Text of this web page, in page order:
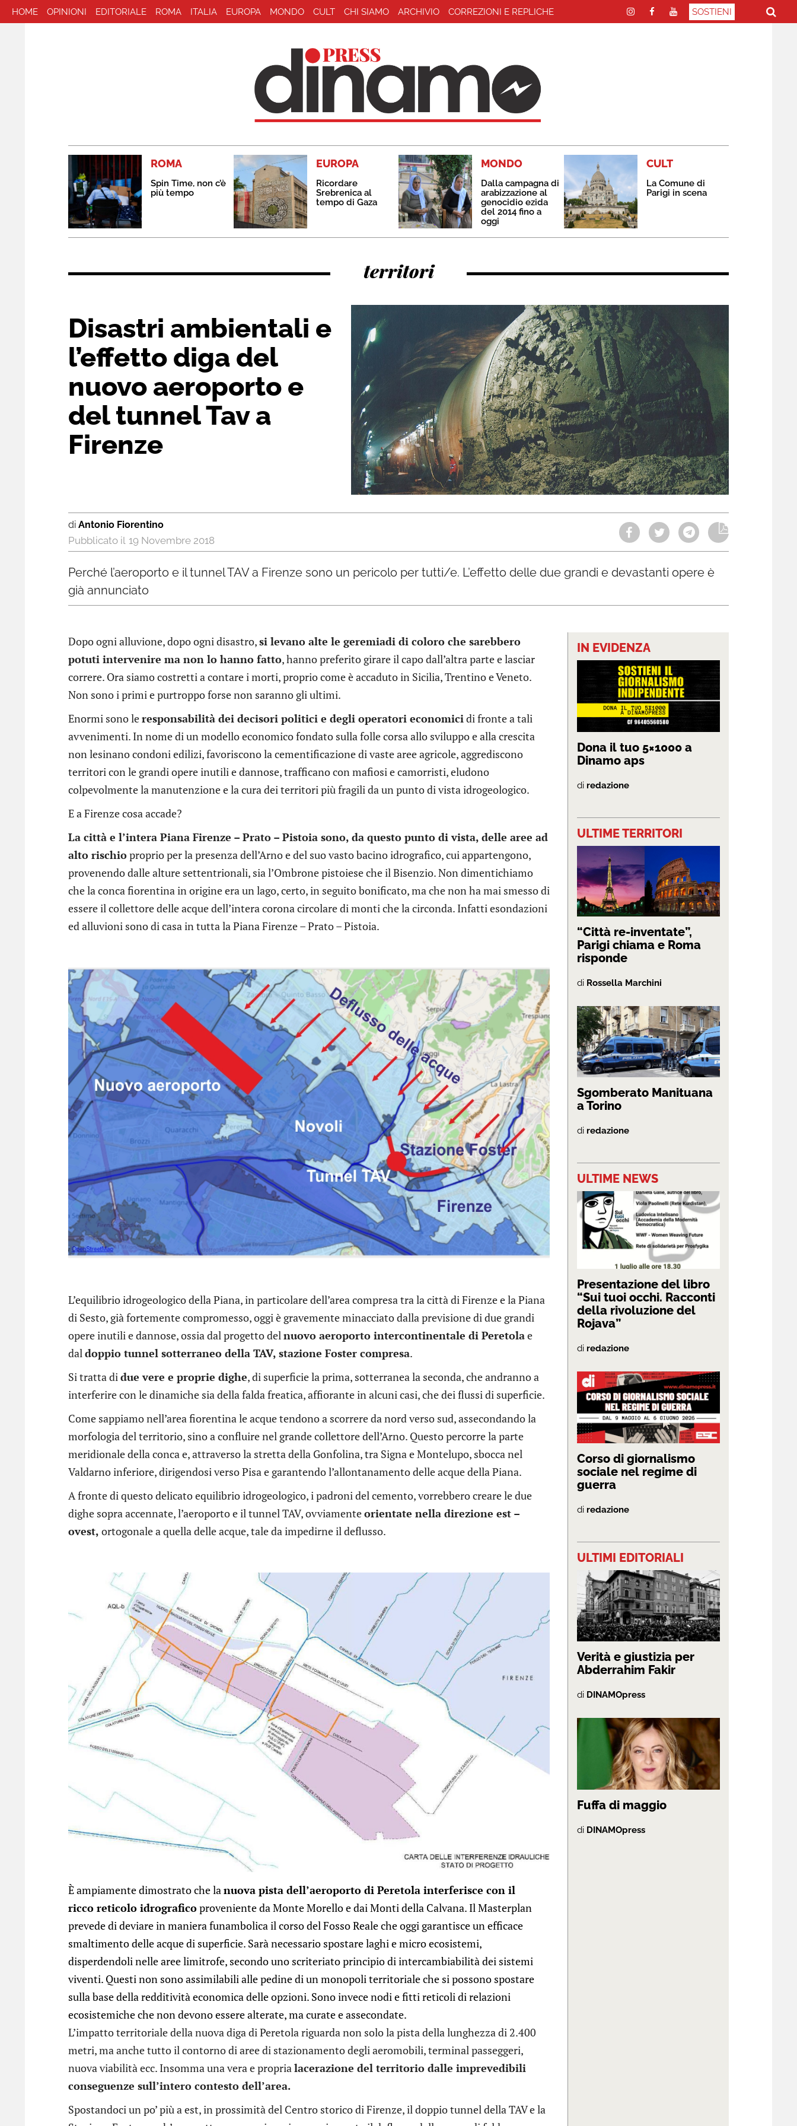
HOME OPINIONI EDITORIALE ROMA ITALIA EUROPA MONDO CULT CHI SIAMO ARCHIVIO CORREZIONI E REPLICHE SOSTIENI
ROMA
Spin Time, non c’è
più tempo
EUROPA
Ricordare
Srebrenica al
tempo di Gaza
MONDO
Dalla campagna di
arabizzazione al
genocidio ezida
del 2014 fino a
oggi
CULT
La Comune di
Parigi in scena
territori
Disastri ambientali e
l’effetto diga del
nuovo aeroporto e
del tunnel Tav a
Firenze
di Antonio Fiorentino
19 Novembre 2018
Perché l’aeroporto e il tunnel TAV a Firenze sono un pericolo per tutti/e. L’effetto delle due grandi e devastanti opere è
già annunciato
Dopo ogni alluvione, dopo ogni disastro,si levano alte le geremiadi di coloro che sarebbero
potuti intervenire ma non lo hanno fatto, hanno preferito girare il capo dall’altra parte e lasciar
correre. Ora siamo costretti a contare i morti, proprio come è accaduto in Sicilia, Trentino e Veneto.
Non sono i primi e purtroppo forse non saranno gli ultimi.
Enormi sono leresponsabilità dei decisori politici e degli operatori economicidi fronte a tali
avvenimenti. In nome di un modello economico fondato sulla folle corsa allo sviluppo e alla crescita
non lesinano condoni edilizi, favoriscono la cementificazione di vaste aree agricole, aggrediscono
territori con le grandi opere inutili e dannose, trafficano con mafiosi e camorristi, eludono
colpevolmente la manutenzione e la cura dei territori più fragili da un punto di vista idrogeologico.
E a Firenze cosa accade?
La città e l’intera Piana Firenze – Prato – Pistoia sono, da questo punto di vista, delle aree ad
alto rischioproprio per la presenza dell’Arno e del suo vasto bacino idrografico, cui appartengono,
provenendo dalle alture settentrionali, sia l’Ombrone pistoiese che il Bisenzio. Non dimentichiamo
che la conca fiorentina in origine era un lago, certo, in seguito bonificato, ma che non ha mai smesso di
essere il collettore delle acque dell’intera corona circolare di monti che la circonda. Infatti esondazioni
ed alluvioni sono di casa in tutta la Piana Firenze – Prato – Pistoia.
L’equilibrio idrogeologico della Piana, in particolare dell’area compresa tra la città di Firenze e la Piana
di Sesto, già fortemente compromesso, oggi è gravemente minacciato dalla previsione di due grandi
opere inutili e dannose, ossia dal progetto del nuovo aeroporto intercontinentale di Peretolae
dal doppio tunnel sotterraneo della TAV, stazione Foster compresa.
Si tratta di due vere e proprie dighe, di superficie la prima, sotterranea la seconda, che andranno a
interferire con le dinamiche sia della falda freatica, affiorante in alcuni casi, che dei flussi di superficie.
Come sappiamo nell’area fiorentina le acque tendono a scorrere da nord verso sud, assecondando la
morfologia del territorio, sino a confluire nel grande collettore dell’Arno. Questo percorre la parte
meridionale della conca e, attraverso la stretta della Gonfolina, tra Signa e Montelupo, sbocca nel
Valdarno inferiore, dirigendosi verso Pisa e garantendo l’allontanamento delle acque della Piana.
A fronte di questo delicato equilibrio idrogeologico, i padroni del cemento, vorrebbero creare le due
dighe sopra accennate, l’aeroporto e il tunnel TAV, ovviamenteorientate nella direzione est –
ovest, ortogonale a quella delle acque, tale da impedirne il deflusso.
È ampiamente dimostrato che lanuova pista dell’aeroporto di Peretola interferisce con il
ricco reticolo idrograficoproveniente da Monte Morello e dai Monti della Calvana. Il Masterplan
prevede di deviare in maniera funambolica il corso del Fosso Reale che oggi garantisce un efficace
smaltimento delle acque di superficie. Sarà necessario spostare laghi e micro ecosistemi,
disperdendoli nelle aree limitrofe, secondo uno scriteriato principio di intercambiabilità dei sistemi
viventi. Questi non sono assimilabili alle pedine di un monopoli territoriale che si possono spostare
sulla base della redditività economica delle opzioni. Sono invece nodi e fitti reticoli di relazioni
ecosistemiche che non devono essere alterate, ma curate e assecondate.
L’impatto territoriale della nuova diga di Peretola riguarda non solo la pista della lunghezza di 2.400
metri, ma anche tutto il contorno di aree di stazionamento degli aeromobili, terminal passeggeri,
nuova viabilità ecc. Insomma una vera e proprialacerazione del territorio dalle imprevedibili
conseguenze sull’intero contesto dell’area.
Spostandoci un po’ più a est, in prossimità del Centro storico di Firenze, il doppio tunnel della TAV e la
IN EVIDENZA
Dona il tuo 5×1000 a
Dinamo aps
di redazione
ULTIME TERRITORI
“Città re-inventate”,
Parigi chiama e Roma
risponde
di Rossella Marchini
Sgomberato Manituana
a Torino
di redazione
ULTIME NEWS
Presentazione del libro
“Sui tuoi occhi. Racconti
della rivoluzione del
Rojava”
di redazione
Corso di giornalismo
sociale nel regime di
guerra
di redazione
ULTIMI EDITORIALI
Verità e giustizia per
Abderrahim Fakir
di DINAMOpress
Fuffa di maggio
di DINAMOpress